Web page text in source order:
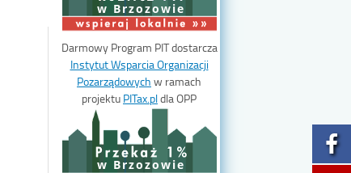
w Brzozowie
Darmowy Program PIT dostarcza
Instytut Wsparcia Organizacji
Pozarządowych w ramach
projektu PITax.pldla OPP
w Brzozowie